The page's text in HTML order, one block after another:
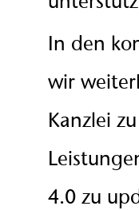
In den
wir
Kanzlei
4.0 zu